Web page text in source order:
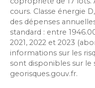
cours. Classe énergie
des dépenses
standard : entre
2021, 2022 et 2023
informations sur les
sont disponibles sur le
georisques.gouv.fr.